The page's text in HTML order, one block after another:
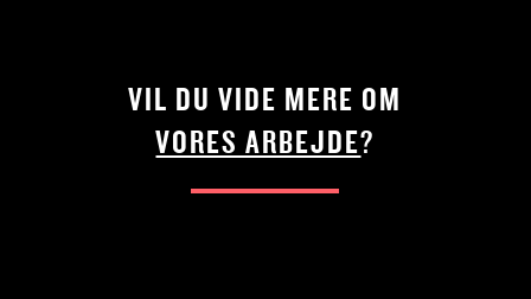
VIL DU VIDE MERE OM
VORES ARBEJDE?